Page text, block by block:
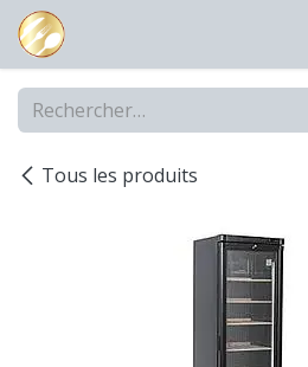
Se rendre au contenu
Tous les produits